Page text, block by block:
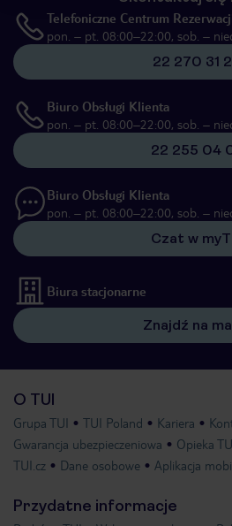
Telefoniczne Centrum
pon. – pt. 08:00–22:00, sob. –
22 270 31
Biuro Obsługi Klienta
pon. – pt. 08:00–22:00, sob. –
22 255 04
Biuro Obsługi Klienta
pon. – pt. 08:00–22:00, sob. –
Czat w
Biura stacjonarne
Znajdź na
O TUI
Grupa TUI TUI Poland Kariera
Gwarancja ubezpieczeniowa
Opieka
TUI.cz
Dane osobowe Aplikacja
Przydatne informacje